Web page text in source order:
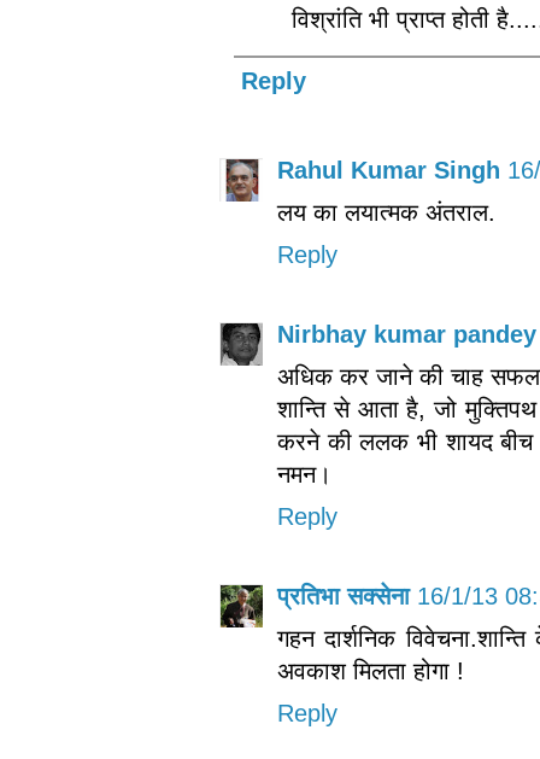
विश्रांति भी प्राप्त होती
Reply
Rahul Kumar Singh
लय का लयात्‍मक अंतराल.
Reply
Nirbhay kumar pandey
अधिक कर जाने की चाह
शान्ति से आता है, जो
करने की ललक भी शायद बीच
नमन।
Reply
प्रतिभा सक्सेना 16/1/13
गहन दार्शनिक
अवकाश मिलता होगा !
Reply